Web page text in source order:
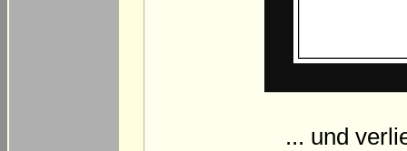
... und